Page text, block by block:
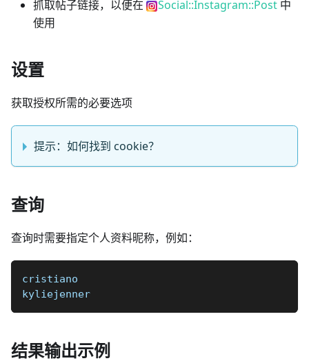
抓取帖子链接，以便在
Social::Instagram::Post 中
使用
设置
获取授权所需的必要选项
提示：如何找到 cookie？
查询
查询时需要指定个人资料昵称，例如：
cristiano
kyliejenner
结果输出示例